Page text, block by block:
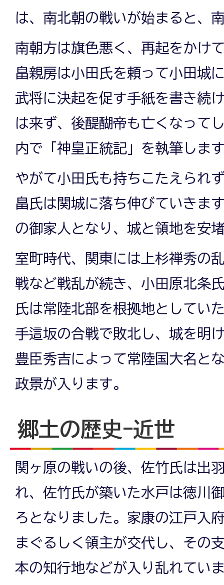
は、南北朝の戦いが始まると、
南朝方は旗色悪く、再起をかけ
畠親房は小田氏を頼って小田城
武将に決起を促す手紙を書き続
は来ず、後醍醐帝も亡くなって
内で「神皇正統記」を執筆しま
やがて小田氏も持ちこたえられ
畠氏は関城に落ち伸びていきま
の御家人となり、城と領地を安
室町時代、関東には上杉禅秀の
戦など戦乱が続き、小田原北条
氏は常陸北部を根拠地としてい
手這坂の合戦で敗北し、城を明
豊臣秀吉によって常陸国大名と
政景が入ります。
郷土の歴史-近世
関ヶ原の戦いの後、佐竹氏は出
れ、佐竹氏が築いた水戸は徳川
ろとなりました。家康の江戸入
まぐるしく領主が交代し、その
本の知行地などが入り乱れてい